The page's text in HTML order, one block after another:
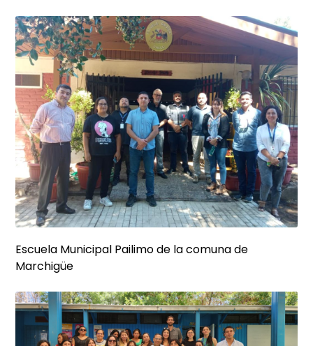
Escuela Municipal Pailimo de la comuna de
Marchigüe